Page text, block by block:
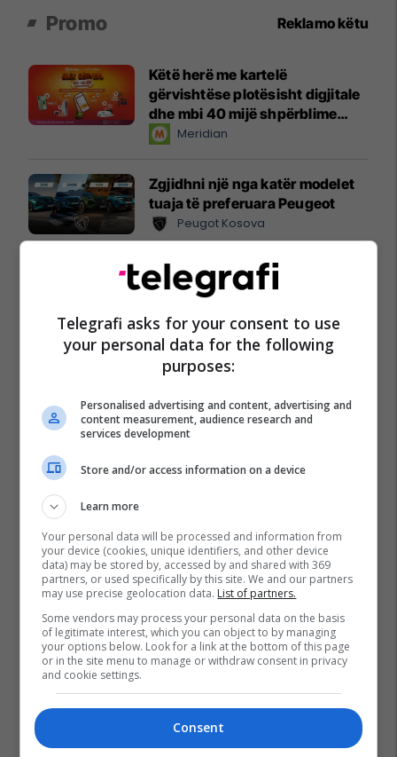
Promo Reklamo këtu
Këtë herë me kartelë
gërvishtëse plotësisht digjitale
dhe mbi 40 mijë shpërblime
instant!Meridian
Zgjidhni një nga katër modelet
tuaja të preferuara Peugeot
Peugot Kosova
IPKO vazhdon partneritetin me
Sunny Hill Festival 2026
EXPO DIASPORA 2026 mbahet
Expo Prishtina
Telegrafi asks for your consent to use
your personal data for the following
purposes:
Personalised advertising and content, advertising and
content measurement, audience research and
services development
Store and/or access information on a device
Learn more
Your personal data will be processed and information from
your device (cookies, unique identifiers, and other device
data) may be stored by, accessed by and shared with 369
partners, or used specifically by this site. We and our partners
may use precise geolocation data. List of partners.
Some vendors may process your personal data on the basis
of legitimate interest, which you can object to by managing
your options below. Look for a link at the bottom of this page
or in the site menu to manage or withdraw consent in privacy
and cookie settings.
Consent